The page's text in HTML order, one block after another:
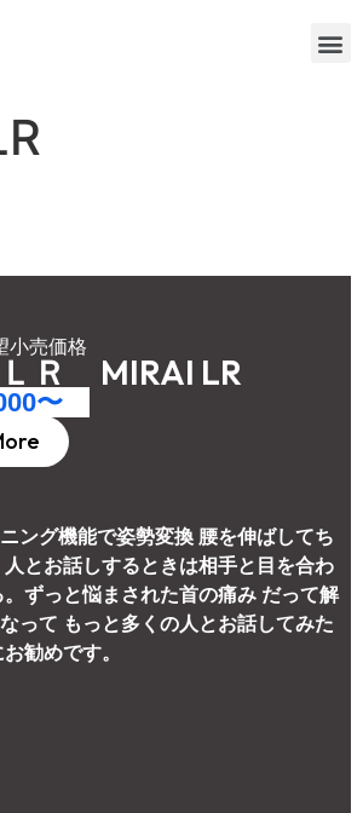
小売価格
Ｒ MIRAI LR
〜
ング機能で姿勢変換 腰を伸ばしてち
人とお話しするときは相手と目を合わ
ずっと悩まされた首の痛み だって解
って もっと多くの人とお話してみた
勧めです。